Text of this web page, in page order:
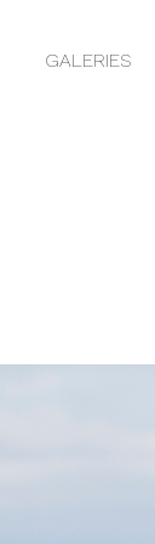
GALERIES
GALERIES